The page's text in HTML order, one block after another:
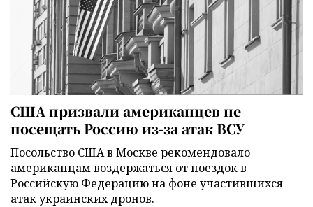
США призвали американцев не
посещать Россию из-за атак ВСУ
Посольство США в Москве рекомендовало
американцам воздержаться от поездок в
Российскую Федерацию на фоне участившихся
атак украинских дронов.